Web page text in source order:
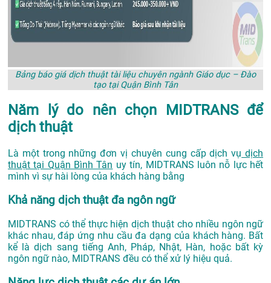
Bảng báo giá dịch thuật tài liệu chuyên ngành Giáo dục – Đào
tạo tại Quận Bình Tân
Năm lý do nên chọn MIDTRANS để
dịch thuật
Là một trong những đơn vị chuyên cung cấp dịch vụ dịch
thuật tại Quận Bình Tân uy tín, MIDTRANS luôn nỗ lực hết
mình vì sự hài lòng của khách hàng bằng
Khả năng dịch thuật đa ngôn ngữ
MIDTRANS có thể thực hiện dịch thuật cho nhiều ngôn ngữ
khác nhau, đáp ứng nhu cầu đa dạng của khách hàng. Bất
kể là dịch sang tiếng Anh, Pháp, Nhật, Hàn, hoặc bất kỳ
ngôn ngữ nào, MIDTRANS đều có thể xử lý hiệu quả.